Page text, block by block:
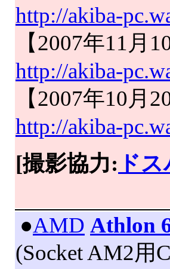
http://akiba-
【2007年11
http://akiba-
【2007年10
http://akiba-
[撮影協力: ド
●AMD Athlon
(Socket AM2用